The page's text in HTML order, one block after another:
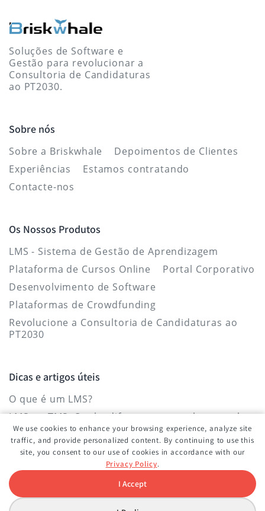
Soluções de Software e
Gestão para revolucionar a
Consultoria de Candidaturas
ao PT2030.
Sobre nós
Sobre a Briskwhale
Depoimentos de Clientes
Experiências
Estamos contratando
Contacte-nos
Os Nossos Produtos
LMS - Sistema de Gestão de Aprendizagem
Plataforma de Cursos Online
Portal Corporativo
Desenvolvimento de Software
Plataformas de Crowdfunding
Revolucione a Consultoria de Candidaturas ao
PT2030
Dicas e artigos úteis
O que é um LMS?
LMS vs. TMS: Qual a diferença entre eles e qual o
mais indicado para a aprendizagem
organizacional?
Um sistema que funcionará para si e
impulsionará a organização
We use cookies to enhance your browsing experience, analyze site
traffic, and provide personalized content. By continuing to use this
site, you consent to our use of cookies in accordance with our
Privacy Policy.
I Accept